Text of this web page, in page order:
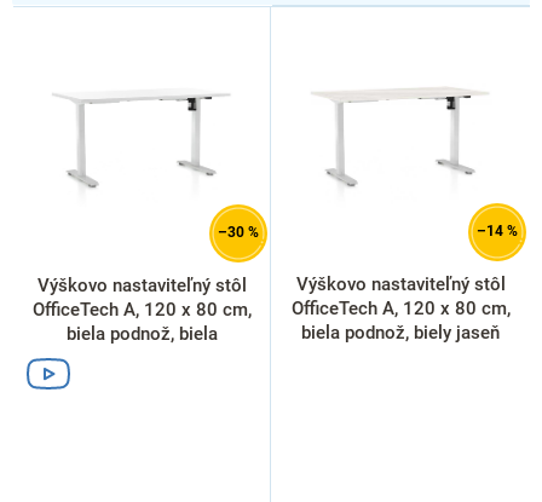
V
–30 %
Výškovo nastaviteľný stôl
OfficeTech A, 120 x 80 cm,
biela podnož, biela
–14 %
Výškovo nastaviteľný stôl
OfficeTech A, 120 x 80 cm,
biela podnož, biely jaseň